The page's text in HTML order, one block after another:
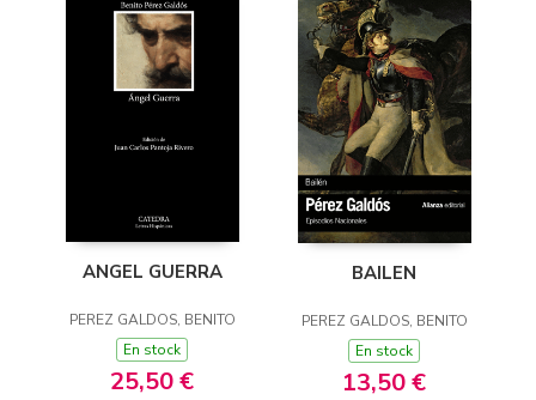
ANGEL GUERRA
PEREZ GALDOS, BENITO
En stock
25,50 €
BAILEN
PEREZ GALDOS, BENITO
En stock
13,50 €